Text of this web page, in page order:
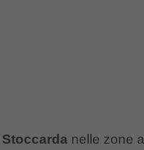
Stoccarda nelle zone